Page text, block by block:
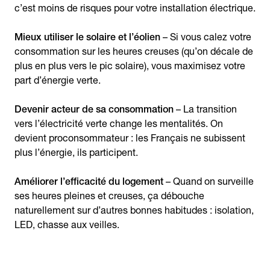
c’est moins de risques pour votre installation électrique.
Mieux utiliser le solaire et l’éolien – Si vous calez votre
consommation sur les heures creuses (qu’on décale de
plus en plus vers le pic solaire), vous maximisez votre
part d’énergie verte.
Devenir acteur de sa consommation – La transition
vers l’électricité verte change les mentalités. On
devient proconsommateur : les Français ne subissent
plus l’énergie, ils participent.
Améliorer l’efficacité du logement – Quand on surveille
ses heures pleines et creuses, ça débouche
naturellement sur d’autres bonnes habitudes : isolation,
LED, chasse aux veilles.